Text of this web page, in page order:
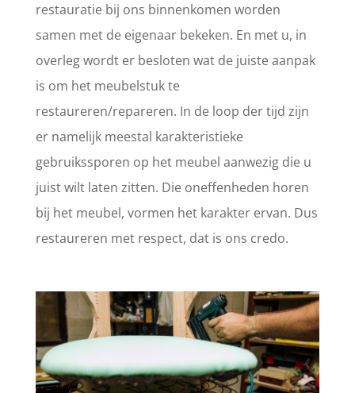
restauratie bij ons binnenkomen worden
samen met de eigenaar bekeken. En met u, in
overleg wordt er besloten wat de juiste aanpak
is om het meubelstuk te
restaureren/repareren. In de loop der tijd zijn
er namelijk meestal karakteristieke
gebruikssporen op het meubel aanwezig die u
juist wilt laten zitten. Die oneffenheden horen
bij het meubel, vormen het karakter ervan. Dus
restaureren met respect, dat is ons credo.